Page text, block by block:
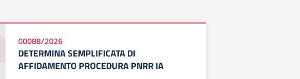
00088/2026
DETERMINA SEMPLIFICATA DI
AFFIDAMENTO PROCEDURA PNRR IA